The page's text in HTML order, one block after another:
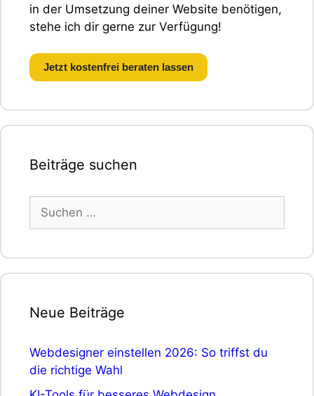
in der Umsetzung deiner Website benötigen,
stehe ich dir gerne zur Verfügung!
Jetzt kostenfrei beraten lassen
Beiträge suchen
Suchen
nach:
Neue Beiträge
Webdesigner einstellen 2026: So triffst du
die richtige Wahl